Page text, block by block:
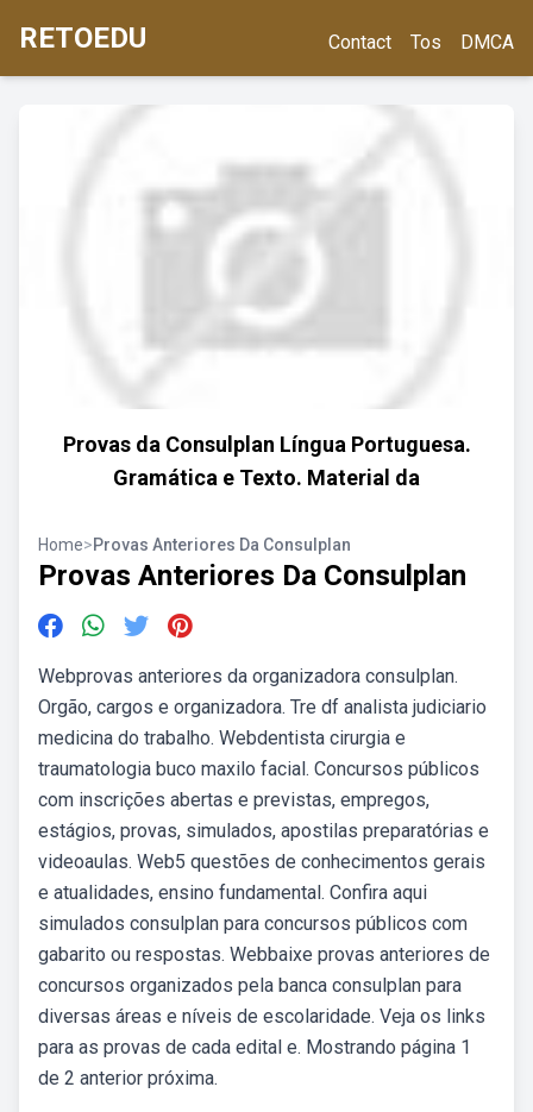
RETOEDU Contact Tos DMCA
Provas da Consulplan Língua Portuguesa.
Gramática e Texto. Material da
Home>Provas Anteriores Da Consulplan
Provas Anteriores Da Consulplan
Webprovas anteriores da organizadora consulplan.
Orgão, cargos e organizadora. Tre df analista judiciario
medicina do trabalho. Webdentista cirurgia e
traumatologia buco maxilo facial. Concursos públicos
com inscrições abertas e previstas, empregos,
estágios, provas, simulados, apostilas preparatórias e
videoaulas. Web5 questões de conhecimentos gerais
e atualidades, ensino fundamental. Confira aqui
simulados consulplan para concursos públicos com
gabarito ou respostas. Webbaixe provas anteriores de
concursos organizados pela banca consulplan para
diversas áreas e níveis de escolaridade. Veja os links
para as provas de cada edital e. Mostrando página 1
de 2 anterior próxima.